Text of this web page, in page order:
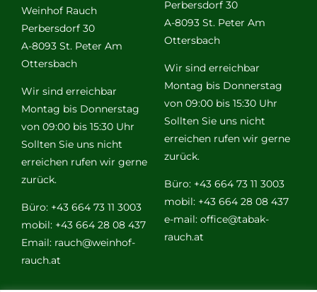
Weinhof Rauch
Perbersdorf 30
A-8093 St. Peter Am
Ottersbach
Wir sind erreichbar
Montag bis Donnerstag
von 09:00 bis 15:30 Uhr
Sollten Sie uns nicht
erreichen rufen wir gerne
zurück.
Büro: +43 664 73 11 3003
mobil: +43 664 28 08 437
Email: rauch@weinhof-
rauch.at
Perbersdorf 30
A-8093 St. Peter Am
Ottersbach
Wir sind erreichbar
Montag bis Donnerstag
von 09:00 bis 15:30 Uhr
Sollten Sie uns nicht
erreichen rufen wir gerne
zurück.
Büro: +43 664 73 11 3003
mobil: +43 664 28 08 437
e-mail: office@tabak-
rauch.at